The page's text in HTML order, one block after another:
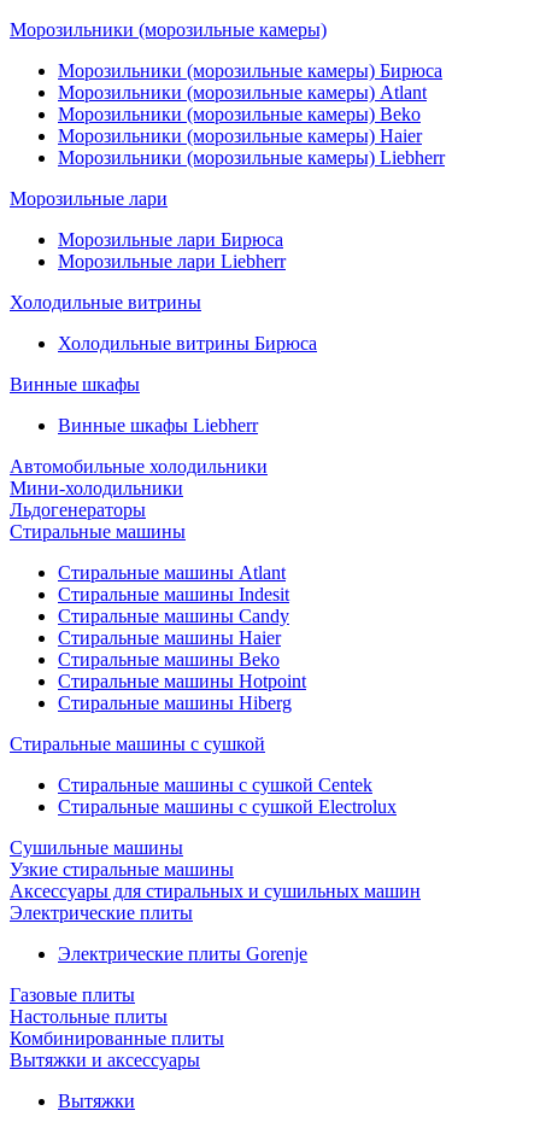
Морозильники (морозильные камеры)
Морозильники (морозильные камеры) Бирюса
Морозильники (морозильные камеры) Atlant
Морозильники (морозильные камеры) Beko
Морозильники (морозильные камеры) Haier
Морозильники (морозильные камеры) Liebherr
Морозильные лари
Морозильные лари Бирюса
Морозильные лари Liebherr
Холодильные витрины
Холодильные витрины Бирюса
Винные шкафы
Винные шкафы Liebherr
Автомобильные холодильники
Мини-холодильники
Льдогенераторы
Стиральные машины
Стиральные машины Atlant
Стиральные машины Indesit
Стиральные машины Candy
Стиральные машины Haier
Стиральные машины Beko
Стиральные машины Hotpoint
Стиральные машины Hiberg
Стиральные машины с сушкой
Стиральные машины с сушкой Centek
Стиральные машины с сушкой Electrolux
Сушильные машины
Узкие стиральные машины
Аксессуары для стиральных и сушильных машин
Электрические плиты
Электрические плиты Gorenje
Газовые плиты
Настольные плиты
Комбинированные плиты
Вытяжки и аксессуары
Вытяжки